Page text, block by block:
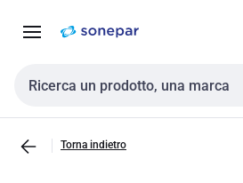
navigazione alla
Cerca input
Torna indietro